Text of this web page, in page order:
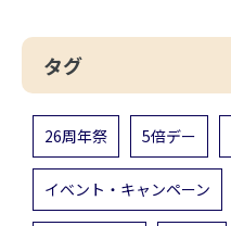
タグ
26周年祭 5倍デー
イベント・キャンペーン